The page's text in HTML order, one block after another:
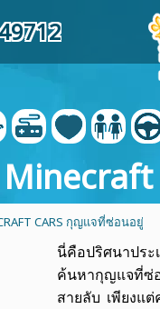
CARS กุญแจที่ซ่อนอยู่
นี่คือปริศนาปร
ค้นหากุญแจที่
สายลับ เพียงแ